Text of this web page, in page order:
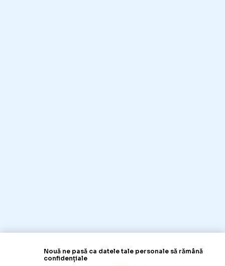
Nouă ne pasă ca datele tale personale să rămână
confidențiale